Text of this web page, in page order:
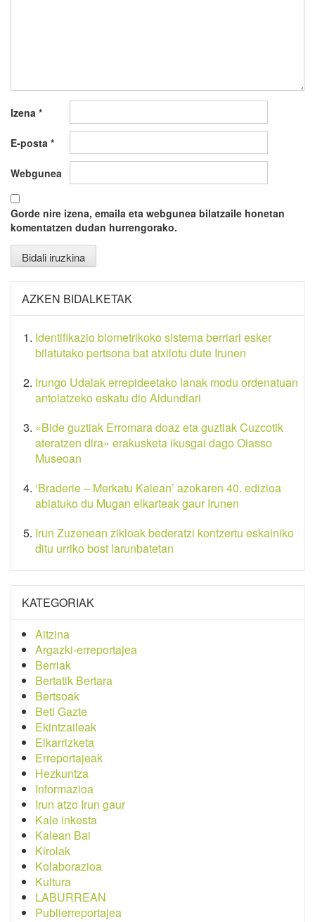
Izena *
E-posta *
Webgunea
Gorde nire izena, emaila eta webgunea bilatzaile honetan
komentatzen dudan hurrengorako.
AZKEN BIDALKETAK
Identifikazio biometrikoko sistema berriari esker
bilatutako pertsona bat atxilotu dute Irunen
Irungo Udalak errepideetako lanak modu ordenatuan
antolatzeko eskatu dio Aldundiari
«Bide guztiak Erromara doaz eta guztiak Cuzcotik
ateratzen dira» erakusketa ikusgai dago Oiasso
Museoan
‘Braderie – Merkatu Kalean’ azokaren 40. edizioa
abiatuko du Mugan elkarteak gaur Irunen
Irun Zuzenean zikloak bederatzi kontzertu eskainiko
ditu urriko bost larunbatetan
KATEGORIAK
Aitzina
Argazki-erreportajea
Berriak
Bertatik Bertara
Bertsoak
Beti Gazte
Ekintzaileak
Elkarrizketa
Erreportajeak
Hezkuntza
Informazioa
Irun atzo Irun gaur
Kale inkesta
Kalean Bai
Kirolak
Kolaborazioa
Kultura
LABURREAN
Publierreportajea